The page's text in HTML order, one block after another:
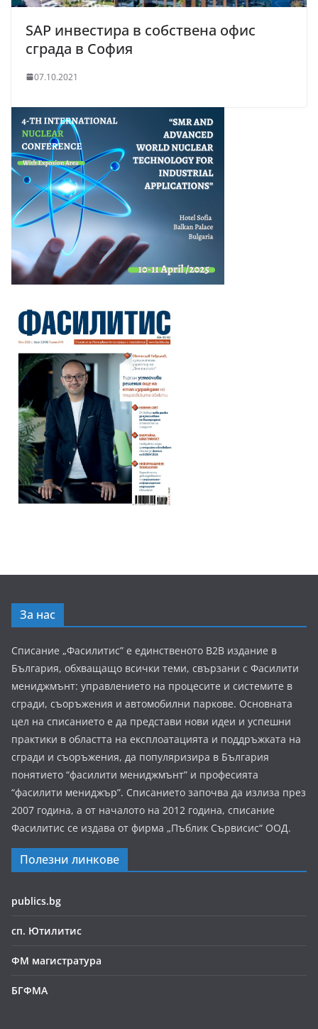
SAP инвестира в собствена офис
сграда в София
07.10.2021
За нас
Списание „Фасилитис” е единственото B2B издание в
България, обхващащо всички теми, свързани с Фасилити
мениджмънт: управлението на процесите и системите в
сгради, съоръжения и автомобилни паркове. Основната
цел на списанието е да представи нови идеи и успешни
практики в областта на експлоатацията и поддръжката на
сгради и съоръжения, да популяризира в България
понятието “фасилити мениджмънт” и професията
“фасилити мениджър”. Списанието започва да излиза през
2007 година, а от началото на 2012 година, списание
Фасилитис се издава от фирма „Пъблик Сървисис“ ООД.
Полезни линкове
publics.bg
сп. Ютилитис
ФМ магистратура
БГФМА